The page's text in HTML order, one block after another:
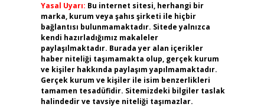
Yasal Uyarı: Bu internet sitesi, herhangi bir
marka, kurum veya şahıs şirketi ile hiçbir
bağlantısı bulunmamaktadır. Sitede yalnızca
kendi hazırladığımız makaleler
paylaşılmaktadır. Burada yer alan içerikler
haber niteliği taşımamakta olup, gerçek kurum
ve kişiler hakkında paylaşım yapılmamaktadır.
Gerçek kurum ve kişiler ile isim benzerlikleri
tamamen tesadüfidir. Sitemizdeki bilgiler taslak
halindedir ve tavsiye niteliği taşımazlar.